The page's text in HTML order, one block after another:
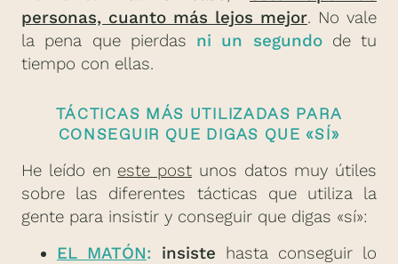
personas, cuanto más lejos mejor. No vale
la pena que pierdas ni un segundode tu
tiempo con ellas.
TÁCTICAS MÁS UTILIZADAS PARA
CONSEGUIR QUE DIGAS QUE «SÍ»
He leído en este post unos datos muy útiles
sobre las diferentes tácticas que utiliza la
gente para insistir y conseguir que digas «sí»:
EL MATÓN: insiste hasta conseguir lo